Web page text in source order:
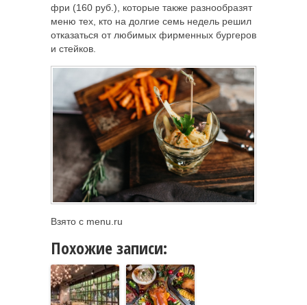
фри (160 руб.), которые также разнообразят
меню тех, кто на долгие семь недель решил
отказаться от любимых фирменных бургеров
и стейков.
Взято с menu.ru
Похожие записи: